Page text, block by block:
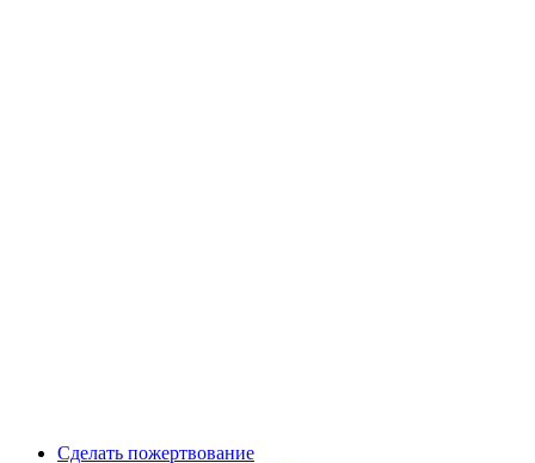
Сделать пожертвование